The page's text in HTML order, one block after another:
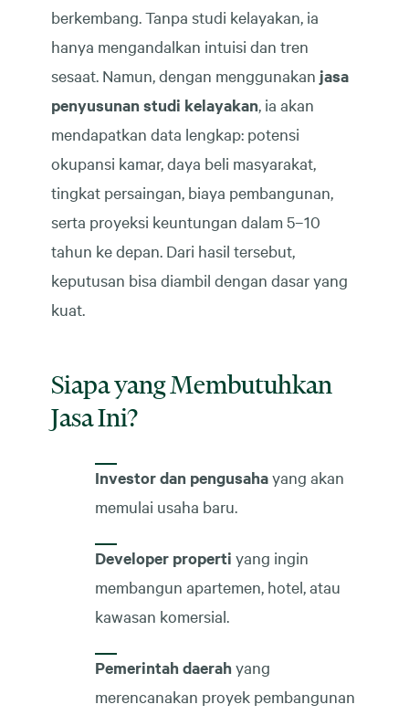
berkembang. Tanpa studi kelayakan, ia
hanya mengandalkan intuisi dan tren
sesaat. Namun, dengan menggunakan jasa
penyusunan studi kelayakan, ia akan
mendapatkan data lengkap: potensi
okupansi kamar, daya beli masyarakat,
tingkat persaingan, biaya pembangunan,
serta proyeksi keuntungan dalam 5–10
tahun ke depan. Dari hasil tersebut,
keputusan bisa diambil dengan dasar yang
kuat.
Siapa yang Membutuhkan
Jasa Ini?
Investor dan pengusahayang akan
memulai usaha baru.
Developer properti yang ingin
membangun apartemen, hotel, atau
kawasan komersial.
Pemerintah daerahyang
merencanakan proyek pembangunan